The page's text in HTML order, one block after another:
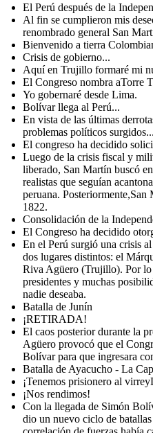
El Perú después de la
Al fin se cumplieron mis
renombrado general San
Bienvenido a tierra
Crisis de gobierno...
Aquí en Trujillo formaré mi
El Congreso nombra aTorre
Yo gobernaré desde Lima.
Bolívar llega al Perú...
En vista de las últimas
problemas políticos surgidos...
El congreso ha decidido
Luego de la crisis fiscal y
liberado, San Martín buscó
realistas que seguían
peruana.
1822.
Consolidación de la
El Congreso ha decidido
En el Perú surgió una crisis
dos lugares distintos: el
Riva Agüero (Trujillo). Por lo
presidentes y muchas
nadie deseaba.
Batalla de Junín
¡RETIRADA!
El caos posterior durante la
Agüero provocó que el
Bolívar para que ingresara
Batalla de Ayacucho - La
¡Tenemos prisionero al
¡Nos rendimos!
Con la llegada de Simón
dio un nuevo ciclo de